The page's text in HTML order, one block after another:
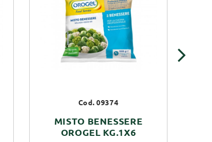
Cod. 09374
MISTO BENESSERE
OROGEL KG.1X6